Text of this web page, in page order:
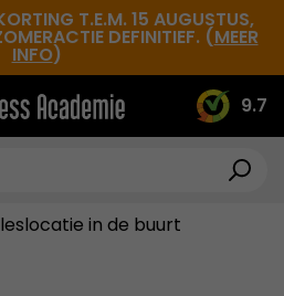
T.E.M. 15 AUGUSTUS,
DEFINITIEF. (MEER
INFO)
9.7
tevreden studenten
in de branche
in de buurt